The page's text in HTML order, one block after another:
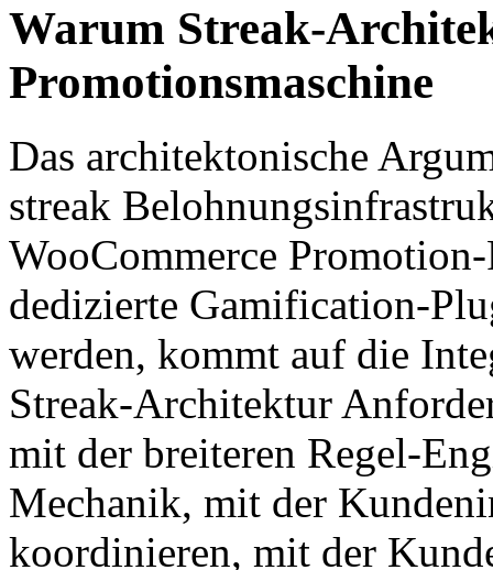
Warum Streak-
Promotionsmaschine
Das architektonische
streak
WooCommerce
dedizierte Gamification-
werden, kommt auf die
Streak-Architektur
mit der breiteren Regel-
Mechanik, mit der
koordinieren, mit der